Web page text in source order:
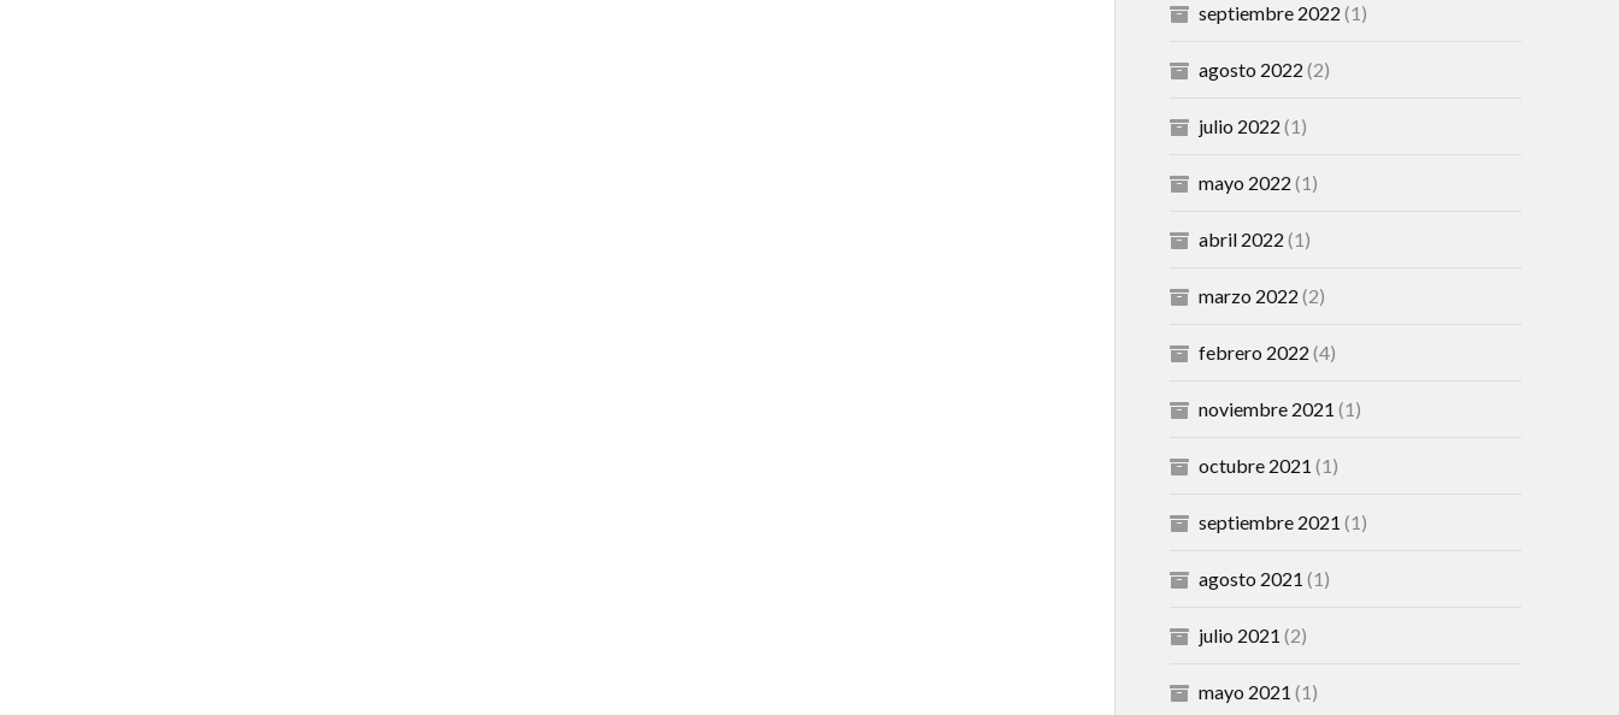
septiembre 2022 (1)
agosto 2022 (2)
julio 2022 (1)
mayo 2022 (1)
abril 2022 (1)
marzo 2022 (2)
febrero 2022 (4)
noviembre 2021 (1)
octubre 2021 (1)
septiembre 2021 (1)
agosto 2021 (1)
julio 2021 (2)
mayo 2021 (1)